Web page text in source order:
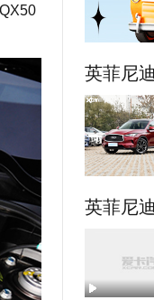
英菲尼
英菲尼